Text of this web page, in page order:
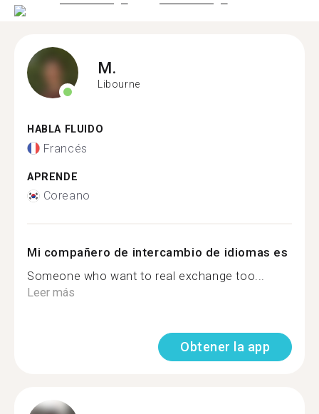
M.
Libourne
HABLA FLUIDO
Francés
APRENDE
Coreano
Mi compañero de intercambio de idiomas es
Someone who want to real exchange too...
Leer más
Obtener la app